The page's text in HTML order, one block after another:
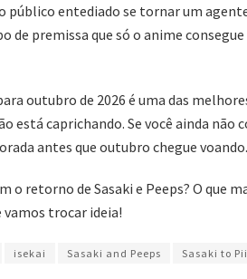
público entediado se tornar um
de premissa que só o anime
outubro de 2026 é uma das
está caprichando. Se você ainda não
antes que outubro chegue voando.
o retorno de Sasaki e Peeps? O que
trocar ideia!
isekai Sasaki and Peeps Sasaki to